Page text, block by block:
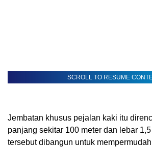
SCROLL TO RESUME
Jembatan khusus pejalan kaki itu
panjang sekitar 100 meter dan lebar
tersebut dibangun untuk